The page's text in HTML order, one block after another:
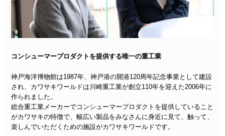
コンシューマープロダクトを提供する唯一の重工業
神戸海洋博物館は1987年、神戸港の開港120周年記念事業として建設
され、カワサキワールドは川崎重工業が創立110年を迎えた2006年に
作られました。
総合重工業メーカーでコンシューマープロダクトを提供していること
がカワサキの特徴で、幅広い製品をみなさんに身近に見て、触って、
楽しんでいただくための施設がカワサキワールドです。